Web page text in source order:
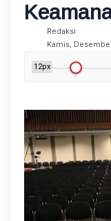
Redaksi
Kamis,
12px